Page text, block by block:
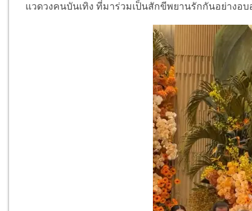
แวดวงคนบันเทิง ที่มาร่วมเป็นสักขีพยานรักกันอย่างอบ